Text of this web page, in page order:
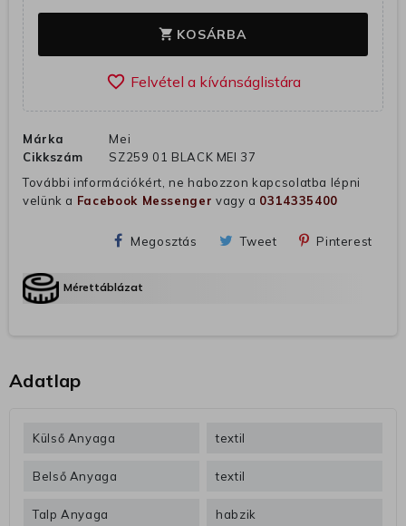
shopping_cart KOSÁRBA
favorite_border
Márka
Mei
Cikkszám
SZ259 01 BLACK MEI 37
További információkért, ne habozzon kapcsolatba lépni
velünk a Facebook Messenger vagy a 0314335400
Megosztás Tweet Pinterest
Mérettáblázat
Adatlap
Külső Anyaga textil
Belső Anyaga textil
Talp Anyaga habzik